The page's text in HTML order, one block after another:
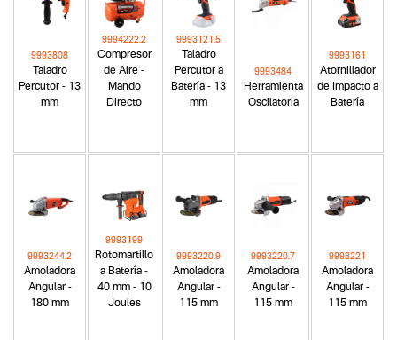
Taladro
Percutor - 13
mm
9993808
Compresor
de Aire -
Mando
Directo
9994222.2
Taladro
Percutor a
Batería - 13
mm
9993121.5
Herramienta
Oscilatoria
9993484
Atornillador
de Impacto a
Batería
9993161
Amoladora
Angular -
180 mm
9993244.2
Rotomartillo
a Batería -
40 mm - 10
Joules
9993199
Amoladora
Angular -
115 mm
9993220.9
Amoladora
Angular -
115 mm
9993220.7
Amoladora
Angular -
115 mm
9993221